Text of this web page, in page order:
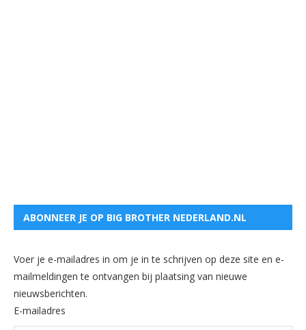
ABONNEER JE OP BIG BROTHER NEDERLAND.NL
Voer je e-mailadres in om je in te schrijven op deze site en e-
mailmeldingen te ontvangen bij plaatsing van nieuwe
nieuwsberichten.
E-mailadres